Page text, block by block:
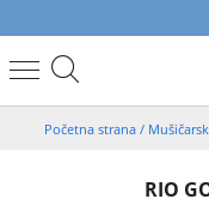
Početna strana /
RIO